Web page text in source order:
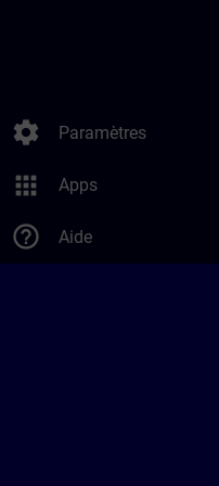
settings Paramètres
apps Apps
help_outline Aide